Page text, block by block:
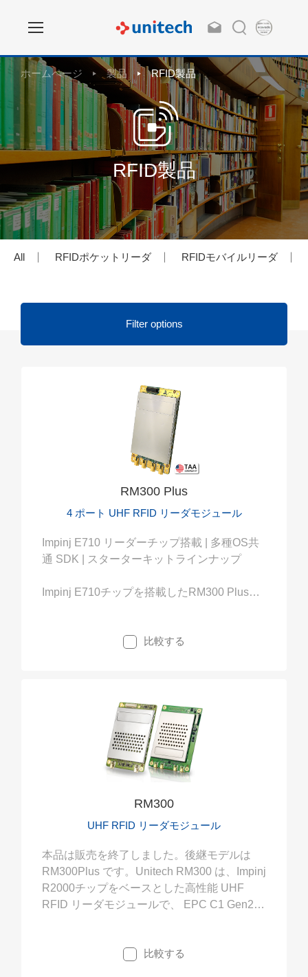
ホームページ 製品 RFID製品
RFID製品
All RFIDポケットリーダ RFIDモバイルリーダ
Filter options
RM300 Plus
4 ポート UHF RFID リーダモジュール
Impinj E710 リーダーチップ搭載 | 多種OS共
通 SDK | スターターキットラインナップ
Impinj E710チップを搭載したRM300 Plus
応が可能です。高感度チップと充実のSDKサ
比較する
RM300
UHF RFID リーダモジュール
本品は販売を終了しました。後継モデルは
RM300Plus です。Unitech RM300 は、Impinj
R2000チップをベースとした高性能 UHF
RFID リーダモジュールで、 EPC C1 Gen2 /
RFID デバイスメーカーは、 費用対効果と高
比較する